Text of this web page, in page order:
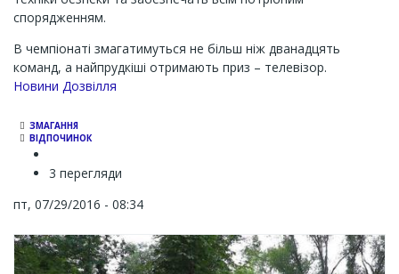
спорядженням.
В чемпіонаті змагатимуться не більш ніж дванадцять
команд, а найпрудкіші отримають приз – телевізор.
Новини Дозвілля
ЗМАГАННЯ
ВІДПОЧИНОК
3 перегляди
пт, 07/29/2016 - 08:34